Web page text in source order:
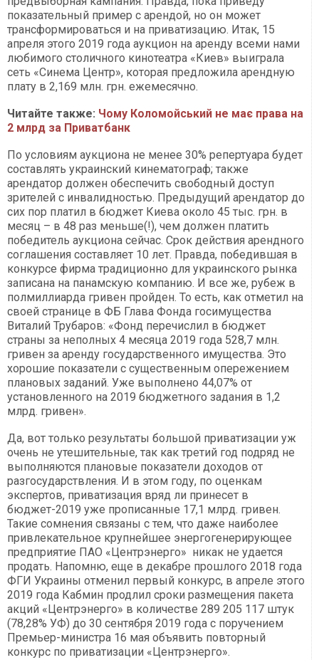
показательный пример с арендой, но он может
трансформироваться и на приватизацию. Итак, 15
апреля этого 2019 года аукцион на аренду всеми нами
любимого столичного кинотеатра «Киев» выиграла
сеть «Синема Центр», которая предложила арендную
плату в 2,169 млн. грн. ежемесячно.
Читайте также: Чому Коломойський не має права на
2 млрд за Приватбанк
По условиям аукциона не менее 30% репертуара будет
составлять украинский кинематограф; также
арендатор должен обеспечить свободный доступ
зрителей с инвалидностью. Предыдущий арендатор до
сих пор платил в бюджет Киева около 45 тыс. грн. в
месяц – в 48 раз меньше(!), чем должен платить
победитель аукциона сейчас. Срок действия арендного
соглашения составляет 10 лет. Правда, победившая в
конкурсе фирма традиционно для украинского рынка
записана на панамскую компанию. И все же, рубеж в
полмиллиарда гривен пройден. То есть, как отметил на
своей странице в ФБ Глава Фонда госимущества
Виталий Трубаров: «Фонд перечислил в бюджет
страны за неполных 4 месяца 2019 года 528,7 млн.
гривен за аренду государственного имущества. Это
хорошие показатели с существенным опережением
плановых заданий. Уже выполнено 44,07% от
установленного на 2019 бюджетного задания в 1,2
млрд. гривен».
Да, вот только результаты большой приватизации уж
очень не утешительные, так как третий год подряд не
выполняются плановые показатели доходов от
разгосударствления. И в этом году, по оценкам
экспертов, приватизация вряд ли принесет в
бюджет-2019 уже прописанные 17,1 млрд. гривен.
Такие сомнения связаны с тем, что даже наиболее
привлекательное крупнейшее энергогенерирующее
предприятие ПАО «Центрэнерго» никак не удается
продать. Напомню, еще в декабре прошлого 2018 года
ФГИ Украины отменил первый конкурс, в апреле этого
2019 года Кабмин продлил сроки размещения пакета
акций «Центрэнерго» в количестве 289 205 117 штук
(78,28% УФ) до 30 сентября 2019 года с поручением
Премьер-министра 16 мая объявить повторный
конкурс по приватизации «Центрэнерго».